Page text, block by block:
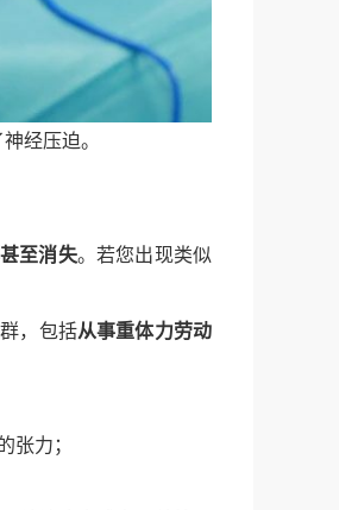
经压迫。
至消失。若您出现类似
，包括从事重体力劳动
力；